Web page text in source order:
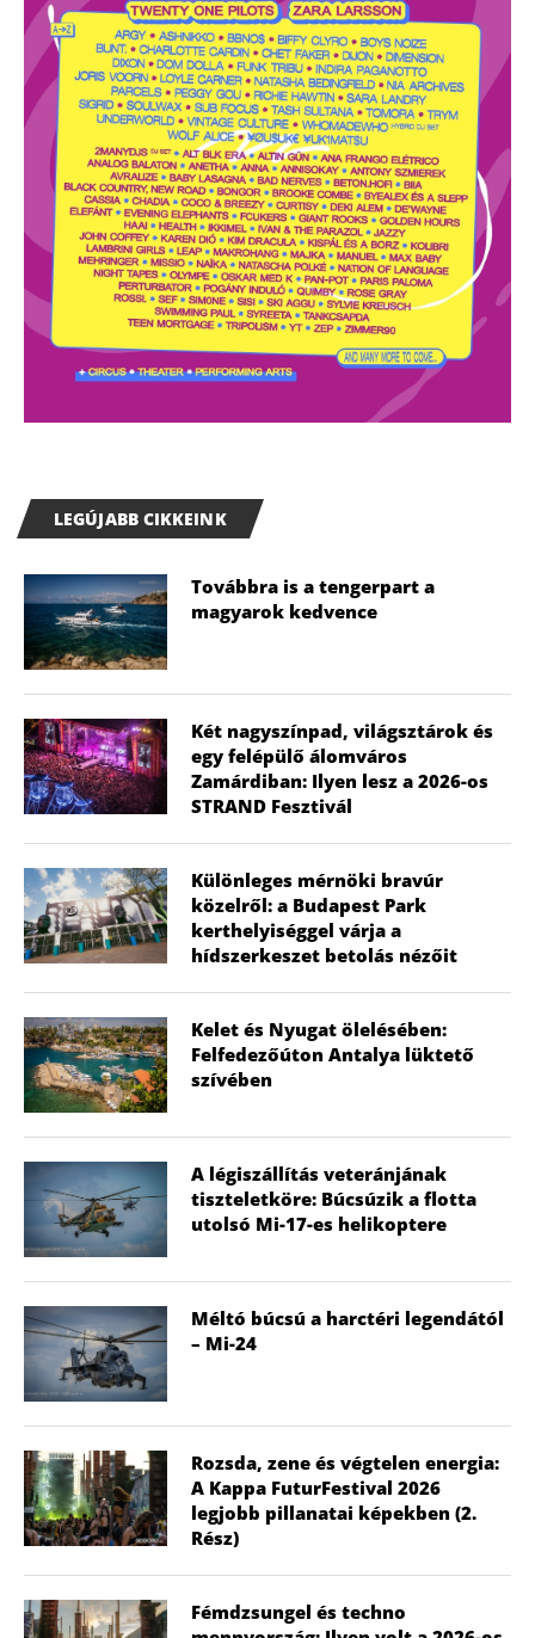
LEGÚJABB CIKKEINK
Továbbra is a tengerpart a
magyarok kedvence
Két nagyszínpad, világsztárok és
egy felépülő álomváros
Zamárdiban: Ilyen lesz a 2026-os
STRAND Fesztivál
Különleges mérnöki bravúr
közelről: a Budapest Park
kerthelyiséggel várja a
hídszerkeszet betolás nézőit
Kelet és Nyugat ölelésében:
Felfedezőúton Antalya lüktető
szívében
A légiszállítás veteránjának
tiszteletköre: Búcsúzik a flotta
utolsó Mi-17-es helikoptere
Méltó búcsú a harctéri legendától
– Mi-24
Rozsda, zene és végtelen energia:
A Kappa FuturFestival 2026
legjobb pillanatai képekben (2.
Rész)
Fémdzsungel és techno